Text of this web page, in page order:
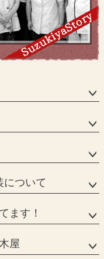
について
ます！
屋